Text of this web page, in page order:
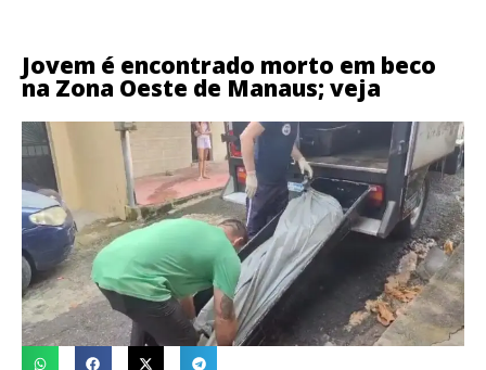
Jovem é encontrado morto em beco
na Zona Oeste de Manaus; veja